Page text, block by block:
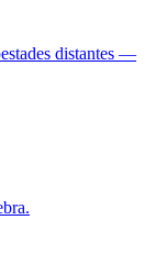
distantes —